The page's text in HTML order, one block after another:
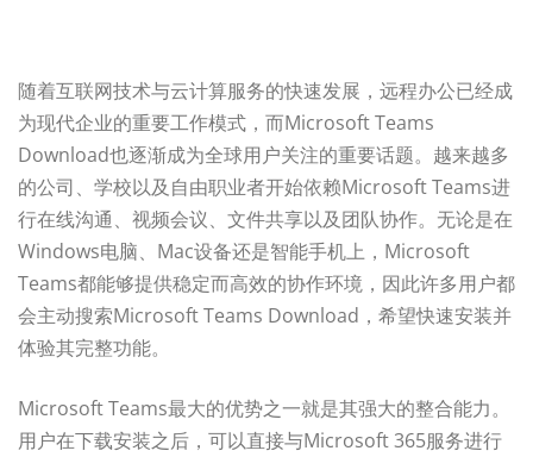
随着互联网技术与云计算服务的快速发展，远程办公已经成
为现代企业的重要工作模式，而Microsoft Teams
Download也逐渐成为全球用户关注的重要话题。越来越多
的公司、学校以及自由职业者开始依赖Microsoft Teams进
行在线沟通、视频会议、文件共享以及团队协作。无论是在
Windows电脑、Mac设备还是智能手机上，Microsoft
Teams都能够提供稳定而高效的协作环境，因此许多用户都
会主动搜索Microsoft Teams Download，希望快速安装并
体验其完整功能。
Microsoft Teams最大的优势之一就是其强大的整合能力。
用户在下载安装之后，可以直接与Microsoft 365服务进行